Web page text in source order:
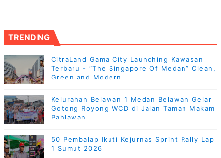
TRENDING
CitraLand Gama City Launching Kawasan
Terbaru - “The Singapore Of Medan” Clean,
Green and Modern
Kelurahan Belawan 1 Medan Belawan Gelar
Gotong Royong WCD di Jalan Taman Makam
Pahlawan
50 Pembalap Ikuti Kejurnas Sprint Rally Lap
1 Sumut 2026